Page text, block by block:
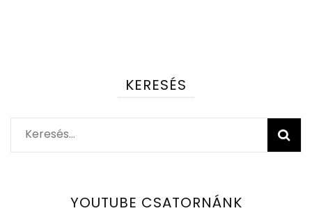
KERESÉS
Keresés:
YOUTUBE CSATORNÁNK